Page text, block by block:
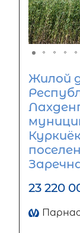
Жилой
23 220